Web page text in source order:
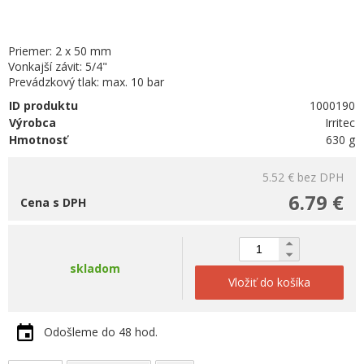
Priemer: 2 x 50 mm
Vonkajší závit: 5/4"
Prevádzkový tlak: max. 10 bar
ID produktu
1000190
Výrobca
Irritec
Hmotnosť
630 g
5.52 € bez DPH
6.79 €
Cena s DPH
skladom
Vložiť do košíka
Odošleme do 48 hod.